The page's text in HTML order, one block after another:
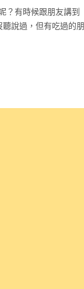
？有時候跟朋友講到
說過，但有吃過的朋